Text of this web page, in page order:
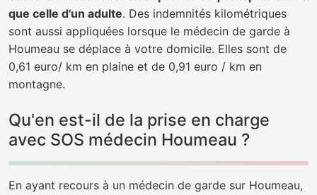
que celle d'un adulte. Des indemnités kilométriques
sont aussi appliquées lorsque le médecin de garde à
Houmeau se déplace à votre domicile. Elles sont de
0,61 euro/ km en plaine et de 0,91 euro / km en
montagne.
Qu'en est-il de la prise en charge
avec SOS médecin Houmeau ?
En ayant recours à un médecin de garde sur Houmeau,